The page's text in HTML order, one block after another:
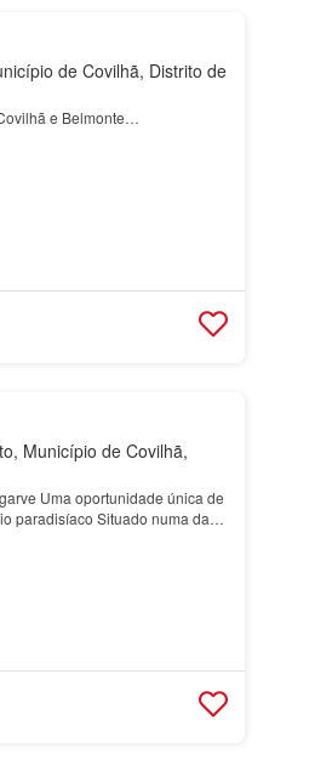
de Covilhã, Distrito de
e Belmonte…
Município de Covilhã,
Uma oportunidade única de
paradisíaco Situado numa das
de…